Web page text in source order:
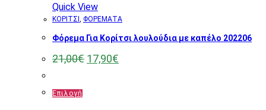
Quick View
ΚΟΡΙΤΣΙ, ΦΟΡΕΜΑΤΑ
Φόρεμα Για Κορίτσι λουλούδια με καπέλο 202206
21,00€ Original
price
17,90€
τρέχουσα
ΕπιλογήΑυτό